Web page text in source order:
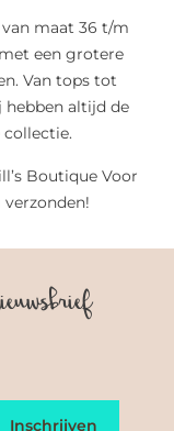
maat 36 t/m
een grotere
Van tops tot
hebben altijd de
Boutique Voor
verzonden!